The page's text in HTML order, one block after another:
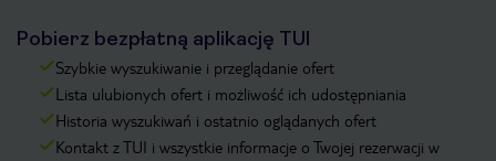
Pobierz bezpłatną aplikację TUI
Szybkie wyszukiwanie i przeglądanie ofert
Lista ulubionych ofert i możliwość ich udostępniania
Historia wyszukiwań i ostatnio oglądanych ofert
Kontakt z TUI i wszystkie informacje o Twojej rezerwacji w